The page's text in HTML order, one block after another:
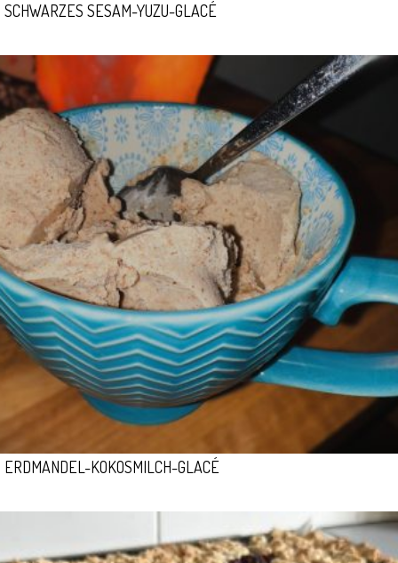
SCHWARZES SESAM-YUZU-GLACÉ
ERDMANDEL-KOKOSMILCH-GLACÉ